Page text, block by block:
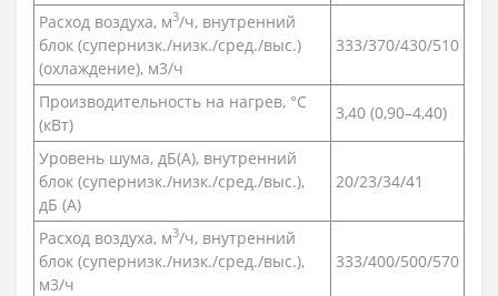
Расход воздуха, м3/ч, внутренний
блок (супернизк./низк./сред./выс.)
(охлаждение), м3/ч
333/370/430/510
Производительность на нагрев, °С
(кВт)
3,40 (0,90–4,40)
Уровень шума, дБ(A), внутренний
блок (супернизк./низк./сред./выс.),
дБ (А)
20/23/34/41
Расход воздуха, м3/ч, внутренний
блок (супернизк./низк./сред./выс.),
м3/ч
333/400/500/570